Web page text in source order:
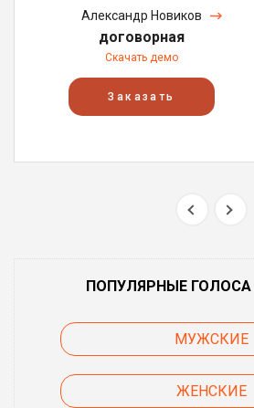
Александр Новиков
договорная
Скачать демо
Заказать
ПОПУЛЯРНЫЕ
МУЖСКИЕ
ЖЕНСКИЕ